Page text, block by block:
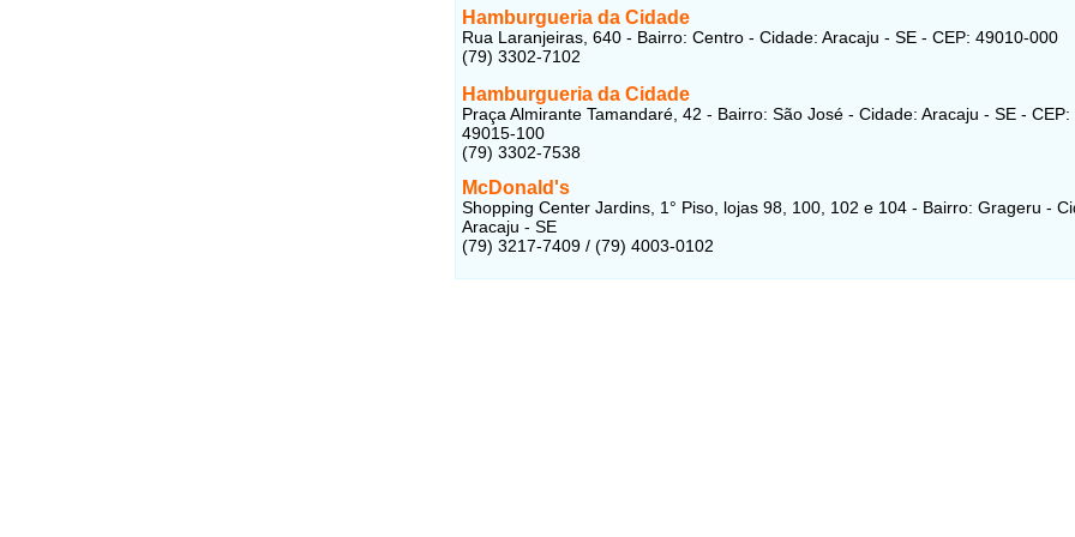
Hamburgueria da Cidade
Rua Laranjeiras, 640 - Bairro: Centro - Cidade: Aracaju - SE - CEP: 49010-000
(79) 3302-7102
Hamburgueria da Cidade
Praça Almirante Tamandaré, 42 - Bairro: São José - Cidade: Aracaju - SE - CEP:
49015-100
(79) 3302-7538
McDonald's
Shopping Center Jardins, 1° Piso, lojas 98, 100, 102 e 104 - Bairro: Grageru -
Aracaju - SE
(79) 3217-7409 / (79) 4003-0102